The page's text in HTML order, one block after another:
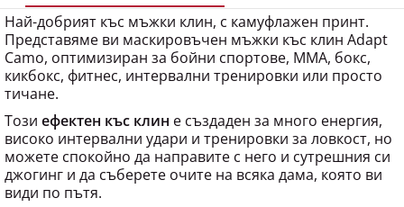
Най-добрият къс мъжки клин, с камуфлажен принт.
Представяме ви маскировъчен мъжки къс клин Adapt
Camo, оптимизиран за бойни спортове, MMA, бокс,
кикбокс, фитнес, интервални тренировки или просто
тичане.
Този ефектен къс клин е създаден за много енергия,
високо интервални удари и тренировки за ловкост, но
можете спокойно да направите с него и сутрешния си
джогинг и да съберете очите на всяка дама, която ви
види по пътя.